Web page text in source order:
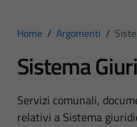
Home / Argomenti /
Sistema
Dettagli
Servizi comunali,
relativi a Sistema